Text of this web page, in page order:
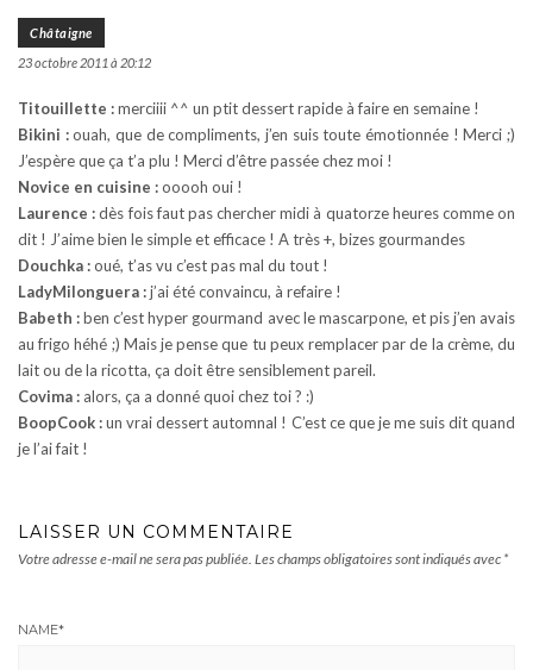
Châtaigne
23 octobre 2011 à 20:12
Titouillette :merciiii ^^ un ptit dessert rapide à faire en semaine !
Bikini :ouah, que de compliments, j’en suis toute émotionnée ! Merci ;)
J’espère que ça t’a plu ! Merci d’être passée chez moi !
Novice en cuisine :ooooh oui !
Laurence :dès fois faut pas chercher midi à quatorze heures comme on
dit ! J’aime bien le simple et efficace ! A très +, bizes gourmandes
Douchka :oué, t’as vu c’est pas mal du tout !
LadyMilonguera :j’ai été convaincu, à refaire !
Babeth :ben c’est hyper gourmand avec le mascarpone, et pis j’en avais
au frigo héhé ;) Mais je pense que tu peux remplacer par de la crème, du
lait ou de la ricotta, ça doit être sensiblement pareil.
Covima : alors, ça a donné quoi chez toi ? :)
BoopCook :un vrai dessert automnal ! C’est ce que je me suis dit quand
je l’ai fait !
LAISSER UN COMMENTAIRE
Votre adresse e-mail ne sera pas publiée. Les champs obligatoires sont indiqués avec *
NAME*